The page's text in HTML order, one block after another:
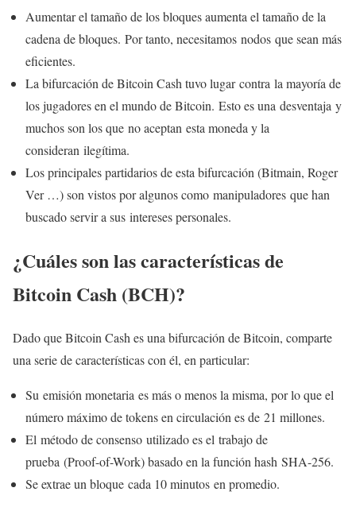
Aumentar el tamaño de los bloques aumenta el tamaño de la
cadena de bloques. Por tanto, necesitamos nodos que sean más
eficientes.
La bifurcación de Bitcoin Cash tuvo lugar contra la mayoría de
los jugadores en el mundo de Bitcoin. Esto es una desventaja y
muchos son los que no aceptan esta moneda y la
consideran ilegítima.
Los principales partidarios de esta bifurcación (Bitmain, Roger
Ver …) son vistos por algunos como manipuladores que han
buscado servir a sus intereses personales.
¿Cuáles son las características de
Bitcoin Cash (BCH)?
Dado que Bitcoin Cash es una bifurcación de Bitcoin, comparte
una serie de características con él, en particular:
Su emisión monetaria es más o menos la misma, por lo que el
número máximo de tokens en circulación es de 21 millones.
El método de consenso utilizado es el trabajo de
prueba (Proof-of-Work) basado en la función hash SHA-256.
Se extrae un bloque cada 10 minutos en promedio.